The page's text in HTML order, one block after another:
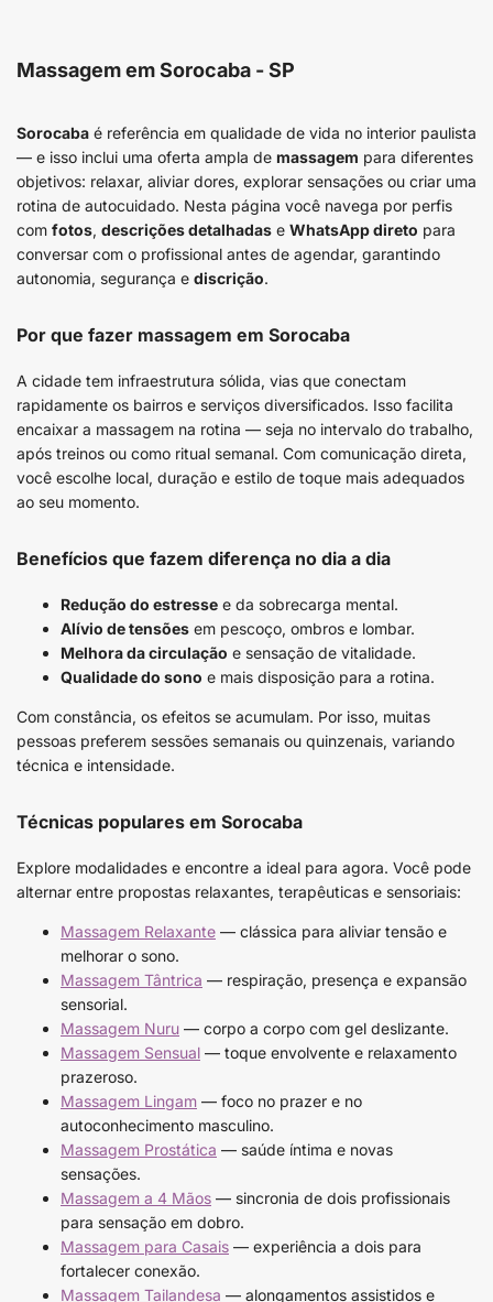
Massagem em Sorocaba - SP
Sorocaba é referência em qualidade de vida no interior paulista
— e isso inclui uma oferta ampla de massagem para diferentes
objetivos: relaxar, aliviar dores, explorar sensações ou criar uma
rotina de autocuidado. Nesta página você navega por perfis
com fotos, descrições detalhadas e WhatsApp direto para
conversar com o profissional antes de agendar, garantindo
autonomia, segurança e discrição.
Por que fazer massagem em Sorocaba
A cidade tem infraestrutura sólida, vias que conectam
rapidamente os bairros e serviços diversificados. Isso facilita
encaixar a massagem na rotina — seja no intervalo do trabalho,
após treinos ou como ritual semanal. Com comunicação direta,
você escolhe local, duração e estilo de toque mais adequados
ao seu momento.
Benefícios que fazem diferença no dia a dia
Redução do estresse e da sobrecarga mental.
Alívio de tensões em pescoço, ombros e lombar.
Melhora da circulação e sensação de vitalidade.
Qualidade do sono e mais disposição para a rotina.
Com constância, os efeitos se acumulam. Por isso, muitas
pessoas preferem sessões semanais ou quinzenais, variando
técnica e intensidade.
Técnicas populares em Sorocaba
Explore modalidades e encontre a ideal para agora. Você pode
alternar entre propostas relaxantes, terapêuticas e sensoriais:
Massagem Relaxante — clássica para aliviar tensão e
melhorar o sono.
Massagem Tântrica — respiração, presença e expansão
sensorial.
Massagem Nuru — corpo a corpo com gel deslizante.
Massagem Sensual — toque envolvente e relaxamento
prazeroso.
Massagem Lingam — foco no prazer e no
autoconhecimento masculino.
Massagem Prostática — saúde íntima e novas
sensações.
Massagem a 4 Mãos — sincronia de dois profissionais
para sensação em dobro.
Massagem para Casais — experiência a dois para
fortalecer conexão.
Massagem Tailandesa — alongamentos assistidos e